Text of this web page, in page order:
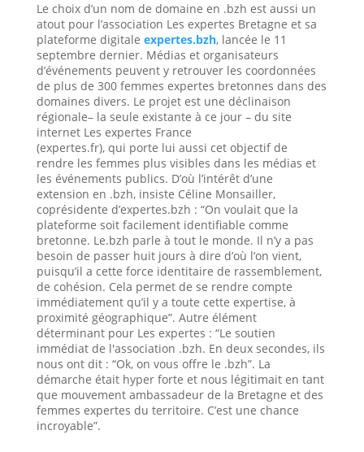
Le choix d’un nom de domaine en .bzh est aussi un
atout pour l’association Les expertes Bretagne et sa
plateforme digitale expertes.bzh, lancée le 11
septembre dernier. Médias et organisateurs
d’événements peuvent y retrouver les coordonnées
de plus de 300 femmes expertes bretonnes dans des
domaines divers. Le projet est une déclinaison
régionale– la seule existante à ce jour – du site
internet Les expertes France
(expertes.fr), qui porte lui aussi cet objectif de
rendre les femmes plus visibles dans les médias et
les événements publics. D’où l’intérêt d’une
extension en .bzh, insiste Céline Monsailler,
coprésidente d’expertes.bzh : “On voulait que la
plateforme soit facilement identifiable comme
bretonne. Le.bzh parle à tout le monde. Il n’y a pas
besoin de passer huit jours à dire d’où l’on vient,
puisqu’il a cette force identitaire de rassemblement,
de cohésion. Cela permet de se rendre compte
immédiatement qu’il y a toute cette expertise, à
proximité géographique”. Autre élément
déterminant pour Les expertes : “Le soutien
immédiat de l'association .bzh. En deux secondes, ils
nous ont dit : “Ok, on vous offre le .bzh”. La
démarche était hyper forte et nous légitimait en tant
que mouvement ambassadeur de la Bretagne et des
femmes expertes du territoire. C’est une chance
incroyable”.